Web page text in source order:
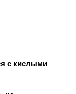
с кислыми